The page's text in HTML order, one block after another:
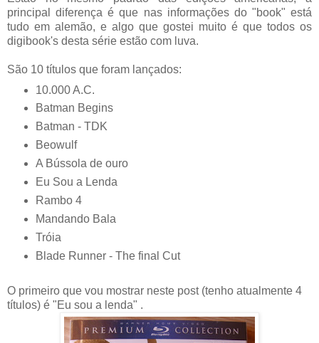
principal diferença é que nas informações do "book" está
tudo em alemão, e algo que gostei muito é que todos os
digibook's desta série estão com luva.
São 10 títulos que foram lançados:
10.000 A.C.
Batman Begins
Batman - TDK
Beowulf
A Bússola de ouro
Eu Sou a Lenda
Rambo 4
Mandando Bala
Tróia
Blade Runner - The final Cut
O primeiro que vou mostrar neste post (tenho atualmente 4
títulos) é "Eu sou a lenda" .